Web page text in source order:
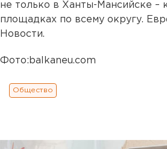
не только в Ханты-Мансийске –
площадках по всему округу.
Новости.
Фото:balkaneu.com
Общество